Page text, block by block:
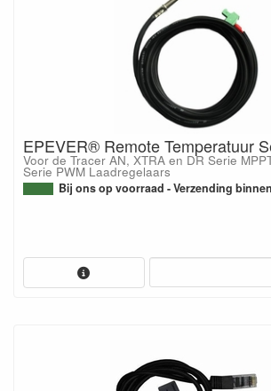
EPEVER® Remote Temperatuur
Voor de Tracer AN, XTRA en DR Serie
Serie PWM Laadregelaars
Bij ons op voorraad - Verzending